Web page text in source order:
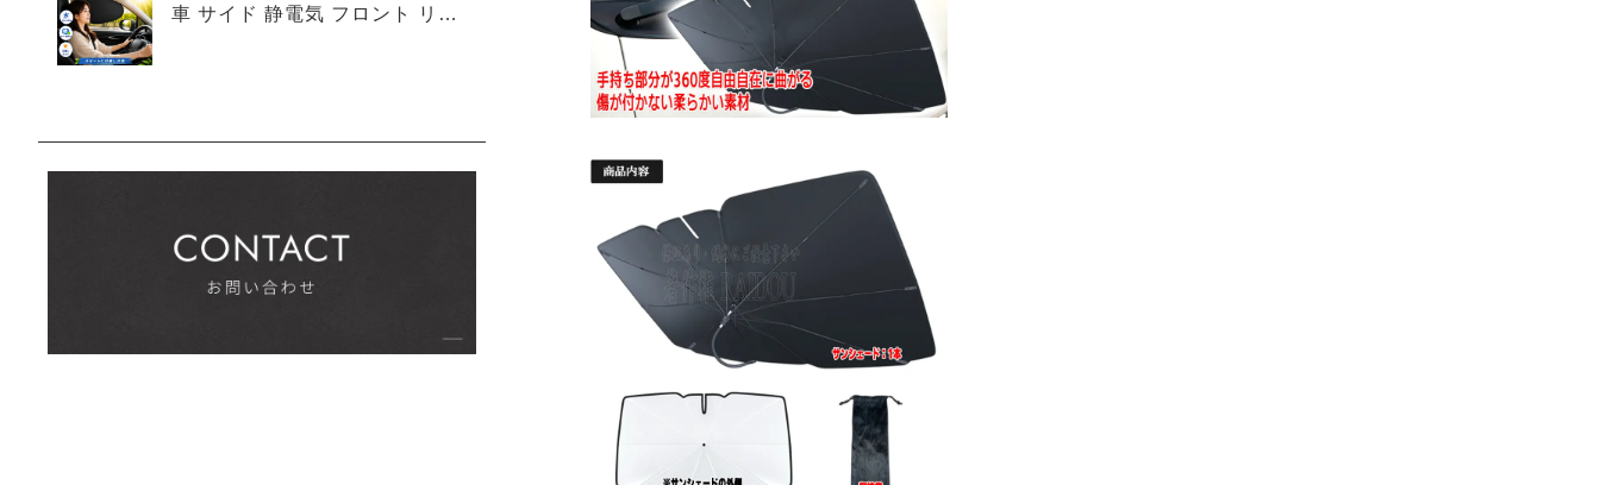
車 サイド 静電気 フロント リア